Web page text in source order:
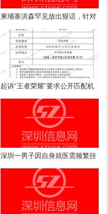
柬埔寨洪森罕见放出狠话，针对
国内电诈产业下达终极清剿指
令，要求彻查涉案官员
起诉“王者荣耀”要求公开匹配机
制案一审诉求被驳回，法院：属
商业秘密，公开或导致被滥用
深圳一男子因自身就医需频繁挂
号，自学编写抢号脚本，发
现“商机”后与妻子分工合作，代
抢各大医院号源，涉案金额超57